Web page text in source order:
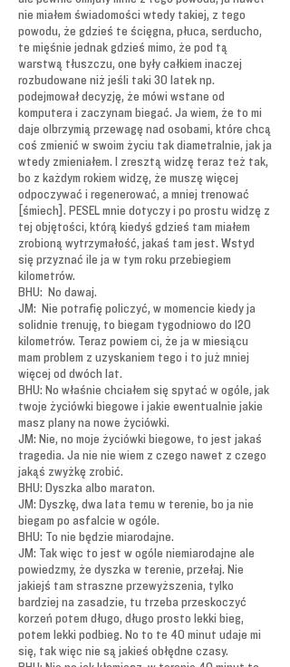
nie miałem świadomości wtedy takiej, z tego
powodu, że gdzieś te ścięgna, płuca, serducho,
te mięśnie jednak gdzieś mimo, że pod tą
warstwą tłuszczu, one były całkiem inaczej
rozbudowane niż jeśli taki 30 latek np.
podejmował decyzję, że mówi wstane od
komputera i zaczynam biegać. Ja wiem, że to mi
daje olbrzymią przewagę nad osobami, które chcą
coś zmienić w swoim życiu tak diametralnie, jak ja
wtedy zmieniałem. I zresztą widzę teraz też tak,
bo z każdym rokiem widzę, że muszę więcej
odpoczywać i regenerować, a mniej trenować
[śmiech]. PESEL mnie dotyczy i po prostu widzę z
tej objętości, którą kiedyś gdzieś tam miałem
zrobioną wytrzymałość, jakaś tam jest. Wstyd
się przyznać ile ja w tym roku przebiegiem
kilometrów.
BHU: No dawaj.
JM: Nie potrafię policzyć, w momencie kiedy ja
solidnie trenuję, to biegam tygodniowo do 120
kilometrów. Teraz powiem ci, że ja w miesiącu
mam problem z uzyskaniem tego i to już mniej
więcej od dwóch lat.
BHU: No właśnie chciałem się spytać w ogóle, jak
twoje życiówki biegowe i jakie ewentualnie jakie
masz plany na nowe życiówki.
JM: Nie, no moje życiówki biegowe, to jest jakaś
tragedia. Ja nie nie wiem z czego nawet z czego
jakąś zwyżkę zrobić.
BHU: Dyszka albo maraton.
JM: Dyszkę, dwa lata temu w terenie, bo ja nie
biegam po asfalcie w ogóle.
BHU: To nie będzie miarodajne.
JM: Tak więc to jest w ogóle niemiarodajne ale
powiedzmy, że dyszka w terenie, przełaj. Nie
jakiejś tam straszne przewyższenia, tylko
bardziej na zasadzie, tu trzeba przeskoczyć
korzeń potem długo, długo prosto lekki bieg,
potem lekki podbieg. No to te 40 minut udaje mi
się, tak więc nie są jakieś obłędne czasy.